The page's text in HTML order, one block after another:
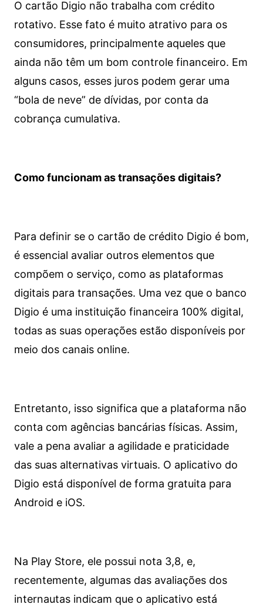
O cartão Digio não trabalha com crédito
rotativo. Esse fato é muito atrativo para os
consumidores, principalmente aqueles que
ainda não têm um bom controle financeiro. Em
alguns casos, esses juros podem gerar uma
“bola de neve” de dívidas, por conta da
cobrança cumulativa.
Como funcionam as transações digitais?
Para definir se o cartão de crédito Digio é bom,
é essencial avaliar outros elementos que
compõem o serviço, como as plataformas
digitais para transações. Uma vez que o banco
Digio é uma instituição financeira 100% digital,
todas as suas operações estão disponíveis por
meio dos canais online.
Entretanto, isso significa que a plataforma não
conta com agências bancárias físicas. Assim,
vale a pena avaliar a agilidade e praticidade
das suas alternativas virtuais. O aplicativo do
Digio está disponível de forma gratuita para
Android e iOS.
Na Play Store, ele possui nota 3,8, e,
recentemente, algumas das avaliações dos
internautas indicam que o aplicativo está